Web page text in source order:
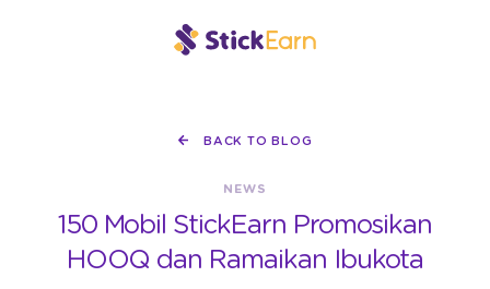
BACK TO BLOG
NEWS
150 Mobil StickEarn Promosikan
HOOQ dan Ramaikan Ibukota